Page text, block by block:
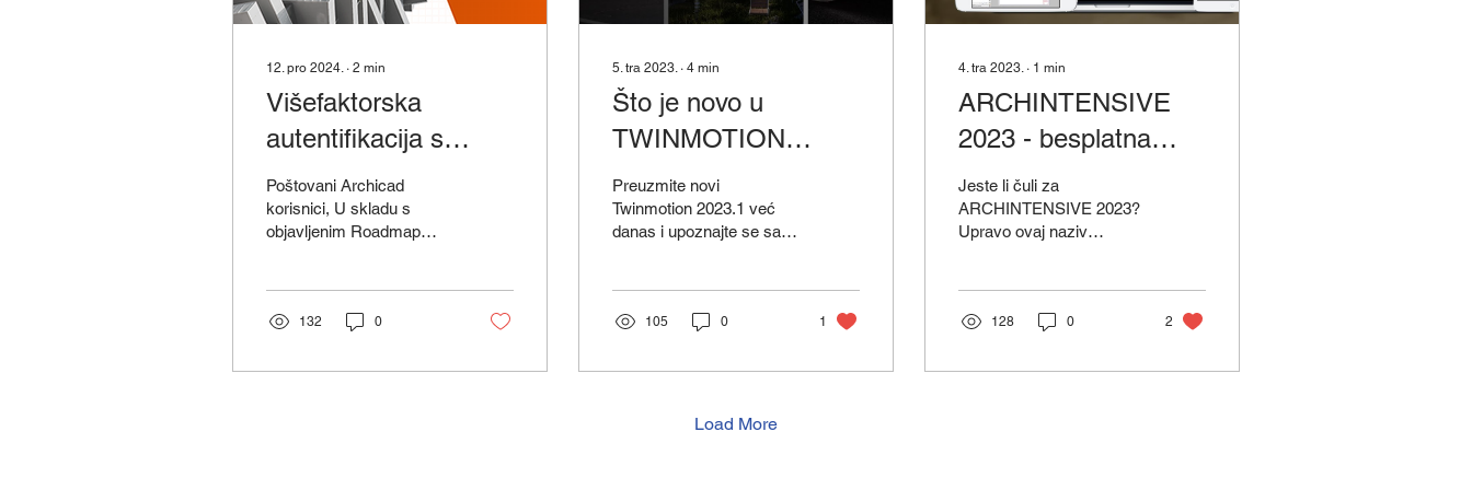
12. pro 2024.∙ 2 min
Višefaktorska
autentifikacija s
Graphisoft ID
Poštovani Archicad
korisnici, U skladu s
objavljenim Roadmap
za...
132 0
5. tra 2023.∙ 4 min
Što je novo u
TWINMOTION
2023.1? Preuzmite
ga već danas!
Preuzmite novi
Twinmotion 2023.1 već
danas i upoznajte se sa
105 0 1
4. tra 2023.∙ 1 min
ARCHINTENSIVE
2023 - besplatna
online konferencija
za Archicad korisnike
Jeste li čuli za
ARCHINTENSIVE 2023?
Upravo ovaj naziv
koji se...
128 0 2
Load More